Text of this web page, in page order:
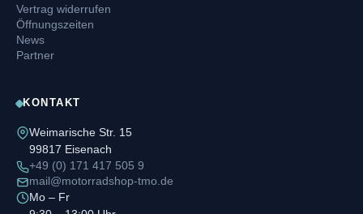
Vertrag widerrufen
Öffnungszeiten
News
Partner
KONTAKT
Weimarische Str. 15
99817 Eisenach
+49 (0) 171 417 505 9
mail@motorradshop-tmo.de
Mo – Fr